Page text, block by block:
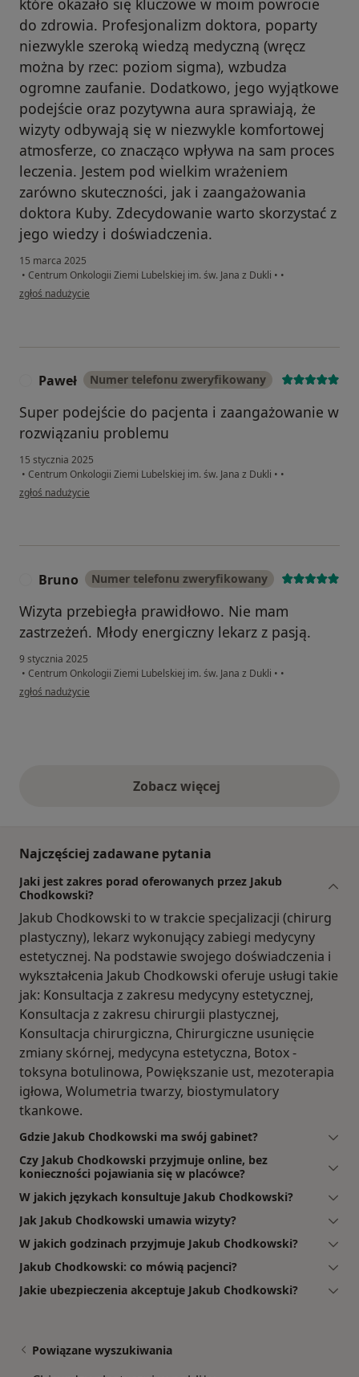
które okazało się kluczowe w moim powrocie
do zdrowia. Profesjonalizm doktora, poparty
niezwykle szeroką wiedzą medyczną (wręcz
można by rzec: poziom sigma), wzbudza
ogromne zaufanie. Dodatkowo, jego wyjątkowe
podejście oraz pozytywna aura sprawiają, że
wizyty odbywają się w niezwykle komfortowej
atmosferze, co znacząco wpływa na sam proces
leczenia. Jestem pod wielkim wrażeniem
zarówno skuteczności, jak i zaangażowania
doktora Kuby. Zdecydowanie warto skorzystać z
jego wiedzy i doświadczenia.
15 marca 2025
• Centrum Onkologii Ziemi Lubelskiej im. św. Jana z Dukli • •
w opinii użytkownika Konto zostało usunięte
zgłoś nadużycie
Paweł Numer telefonu zweryfikowany
Super podejście do pacjenta i zaangażowanie w
rozwiązaniu problemu
15 stycznia 2025
• Centrum Onkologii Ziemi Lubelskiej im. św. Jana z Dukli • •
w opinii użytkownika Paweł
zgłoś nadużycie
Bruno Numer telefonu zweryfikowany
Wizyta przebiegła prawidłowo. Nie mam
zastrzeżeń. Młody energiczny lekarz z pasją.
9 stycznia 2025
• Centrum Onkologii Ziemi Lubelskiej im. św. Jana z Dukli • •
w opinii użytkownika Bruno
zgłoś nadużycie
Zobacz więcejopinie powyżej
Najczęściej zadawane pytania
Jaki jest zakres porad oferowanych przez Jakub
Chodkowski?
Jakub Chodkowski to w trakcie specjalizacji (chirurg
plastyczny), lekarz wykonujący zabiegi medycyny
estetycznej. Na podstawie swojego doświadczenia i
wykształcenia Jakub Chodkowski oferuje usługi takie
jak: Konsultacja z zakresu medycyny estetycznej,
Konsultacja z zakresu chirurgii plastycznej,
Konsultacja chirurgiczna, Chirurgiczne usunięcie
zmiany skórnej, medycyna estetyczna, Botox -
toksyna botulinowa, Powiększanie ust, mezoterapia
igłowa, Wolumetria twarzy, biostymulatory
tkankowe.
Gdzie Jakub Chodkowski ma swój gabinet?
Czy Jakub Chodkowski przyjmuje online, bez
konieczności pojawiania się w placówce?
W jakich językach konsultuje Jakub Chodkowski?
Jak Jakub Chodkowski umawia wizyty?
W jakich godzinach przyjmuje Jakub Chodkowski?
Jakub Chodkowski: co mówią pacjenci?
Jakie ubezpieczenia akceptuje Jakub Chodkowski?
Powiązane wyszukiwania